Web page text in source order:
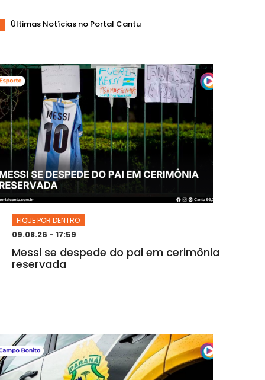
Últimas Notícias no Portal Cantu
FIQUE POR DENTRO
09.08.26 - 17:59
Messi se despede do pai em cerimônia
reservada